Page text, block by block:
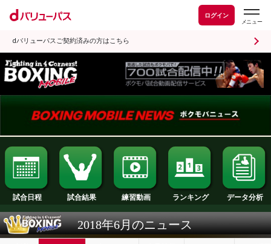
ログイン
dバリューパスご契約済みの方はこちら
試合日程 試合結果 練習動画 ランキング